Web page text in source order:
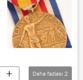
Daha fazlası 2